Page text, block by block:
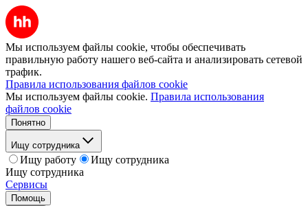
Мы используем файлы cookie, чтобы обеспечивать
правильную работу нашего веб-сайта и анализировать сетевой
трафик.
Правила использования файлов cookie
Мы используем файлы cookie. Правила использования
файлов cookie
Понятно
Ищу сотрудника
Ищу работу
Ищу сотрудника
Ищу сотрудника
Сервисы
Помощь